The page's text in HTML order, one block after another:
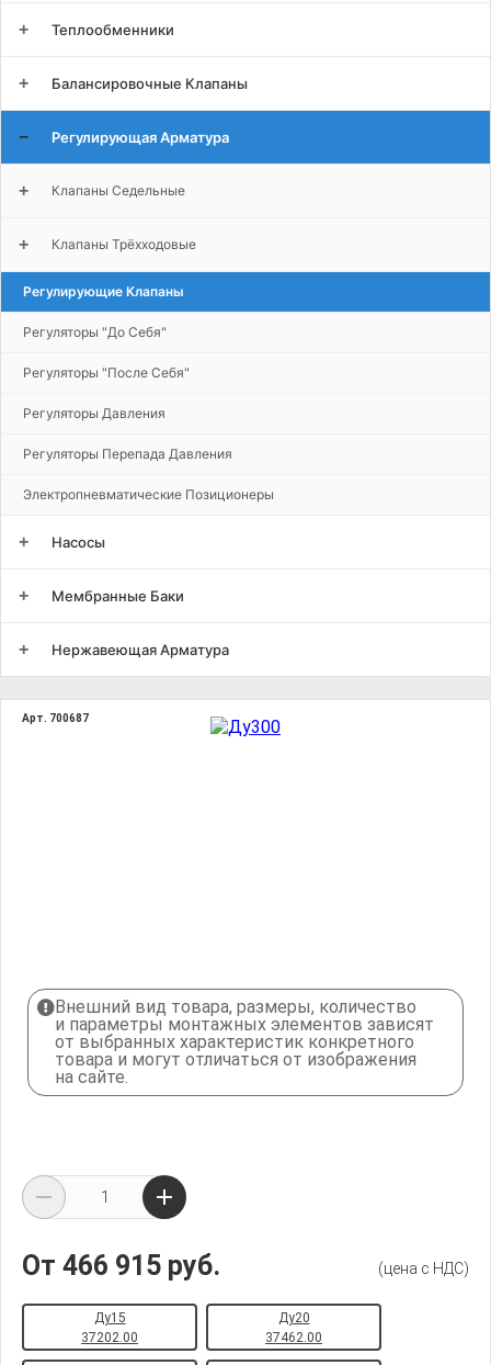
+ Теплообменники
+ Балансировочные Клапаны
− Регулирующая Арматура
+ Клапаны Седельные
+ Клапаны Трёхходовые
Регулирующие Клапаны
Регуляторы "до Себя"
Регуляторы "после Себя"
Регуляторы Давления
Регуляторы Перепада Давления
Электропневматические Позиционеры
+ Насосы
+ Мембранные Баки
+ Нержавеющая Арматура
Арт. 700687
Внешний вид товара, размеры, количество
и параметры монтажных элементов зависят
от выбранных характеристик конкретного
товара и могут отличаться от изображения
на сайте.
От 466 915 руб. (цена с НДС)
Ду15
37202.00
Ду20
37462.00